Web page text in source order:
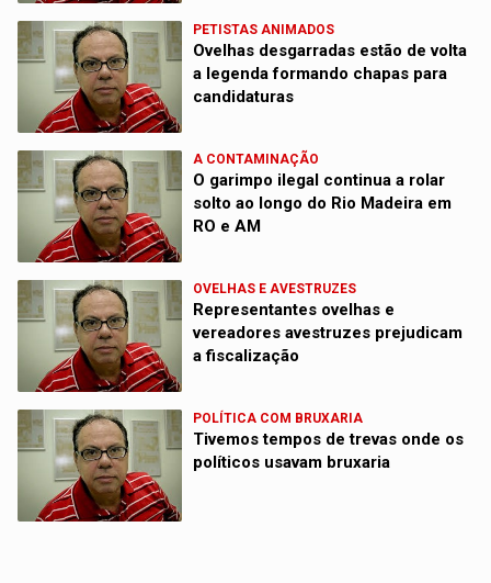
PETISTAS ANIMADOS
Ovelhas desgarradas estão de volta
a legenda formando chapas para
candidaturas
A CONTAMINAÇÃO
O garimpo ilegal continua a rolar
solto ao longo do Rio Madeira em
RO e AM
OVELHAS E AVESTRUZES
Representantes ovelhas e
vereadores avestruzes prejudicam
a fiscalização
POLÍTICA COM BRUXARIA
Tivemos tempos de trevas onde os
políticos usavam bruxaria